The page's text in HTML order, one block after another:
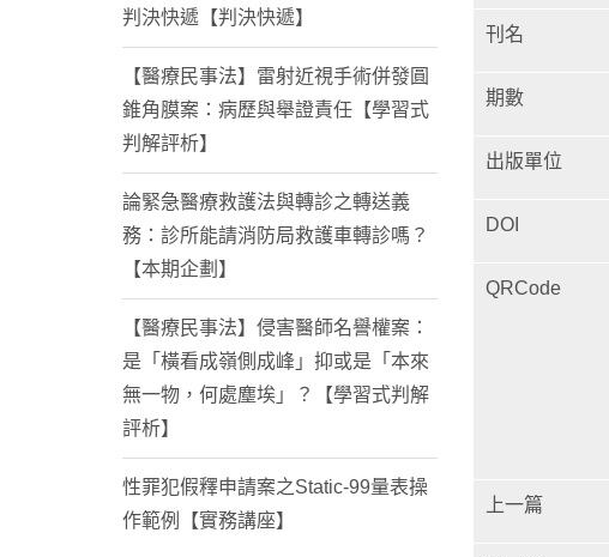
刊名
期數
出版單位
DOI
QRCode
上一篇
判決快遞【判決快遞】
【醫療民事法】雷射近視手術併發圓
錐角膜案：病歷與舉證責任【學習式
判解評析】
論緊急醫療救護法與轉診之轉送義
務：診所能請消防局救護車轉診嗎？
【本期企劃】
【醫療民事法】侵害醫師名譽權案：
是「橫看成嶺側成峰」抑或是「本來
無一物，何處塵埃」？【學習式判解
評析】
性罪犯假釋申請案之Static-99量表操
作範例【實務講座】